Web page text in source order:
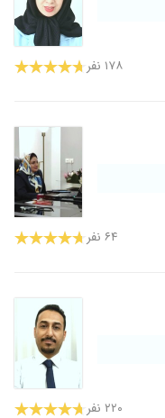
۱۷۸ نفر
۶۴ نفر
۲۲۰ نفر